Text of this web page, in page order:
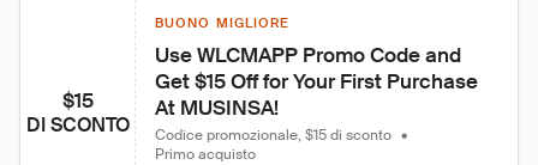
$15
DI SCONTO
BUONO MIGLIORE
Use WLCMAPP Promo Code and
Get $15 Off for Your First Purchase
At MUSINSA!
Codice promozionale, $15 di sconto •
Primo acquisto